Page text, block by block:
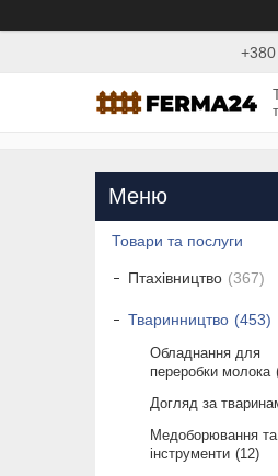
Товари та послуги
Птахівництво 367
Тваринництво 453
Обладнання для
переробки молока
Догляд за
Медоборювання та
інструменти
12